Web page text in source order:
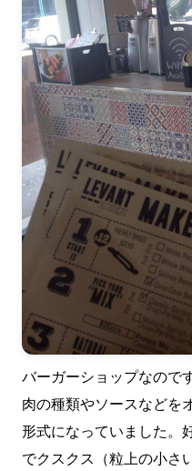
バーガーショップなので
肉の種類やソースなどを
形式になっていました。
でクスクス（粒上の小さ